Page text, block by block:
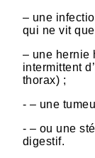
– une
qui ne vit
– une hernie
intermittent
thorax) ;
- – une
- – ou une
digestif.